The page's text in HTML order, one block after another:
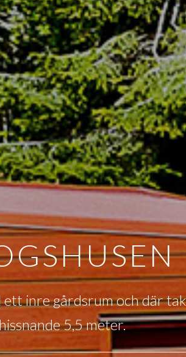
ett inre gårdsrum och där
5,5 meter.